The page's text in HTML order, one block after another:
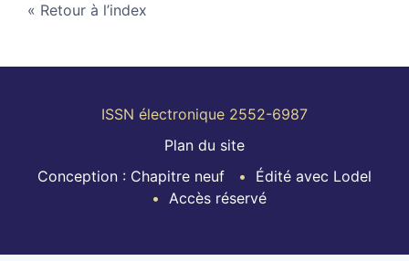
Retour à l’index
ISSN électronique 2552-6987
Plan du site
Conception : Chapitre neuf
Édité avec Lodel
Accès réservé